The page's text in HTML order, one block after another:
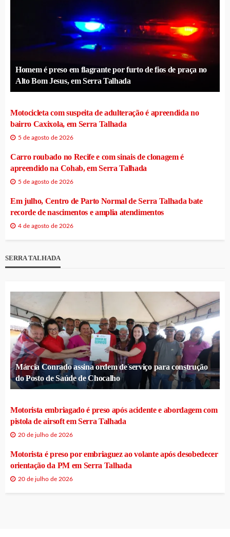
Homem é preso em flagrante por furto de fios de praça no
Alto Bom Jesus, em Serra Talhada
Motocicleta com suspeita de adulteração é apreendida no
bairro Caxixola, em Serra Talhada
5 de agosto de 2026
Carro roubado no Recife e com sinais de clonagem é
apreendido na Cohab, em Serra Talhada
5 de agosto de 2026
Em julho, Centro de Parto Normal de Serra Talhada bate
recorde de nascimentos e amplia atendimentos
4 de agosto de 2026
SERRA TALHADA
Márcia Conrado assina ordem de serviço para construção
do Posto de Saúde de Chocalho
Motorista embriagado é preso após acidente e abordagem com
pistola de airsoft em Serra Talhada
20 de julho de 2026
Motorista é preso por embriaguez ao volante após desobedecer
orientação da PM em Serra Talhada
20 de julho de 2026